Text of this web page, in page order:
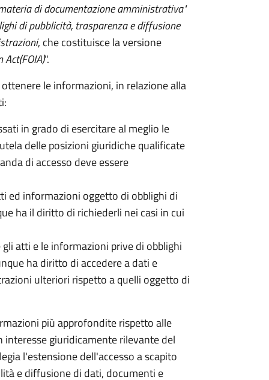
di documentazione amministrativa"
di pubblicità, trasparenza e diffusione
, che costituisce la versione
Act(FOIA)".
le informazioni, in relazione alla
in grado di esercitare al meglio le
delle posizioni giuridiche qualificate
di accesso deve essere
ed informazioni oggetto di obblighi di
ha il diritto di richiederli nei casi in cui
atti e le informazioni prive di obblighi
ha diritto di accedere a dati e
ulteriori rispetto a quelli oggetto di
più approfondite rispetto alle
giuridicamente rilevante del
l'estensione dell'accesso a scapito
e diffusione di dati, documenti e